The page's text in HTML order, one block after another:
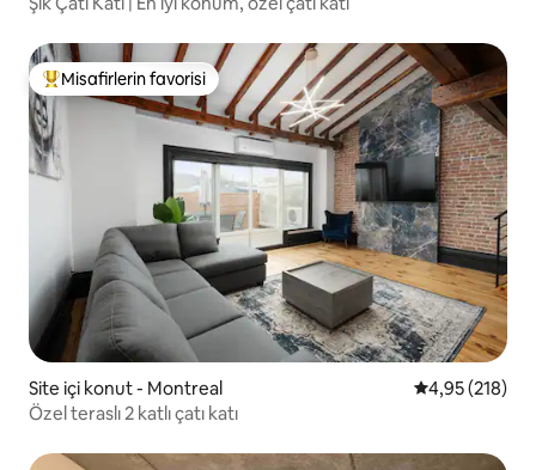
Misafirlerin favorilerinden en beğenilenler arasında
Misafirlerin favorisi
Site içi konut - Montreal 5 üzerinden
4,95 (218)
Özel teraslı 2 katlı çatı katı